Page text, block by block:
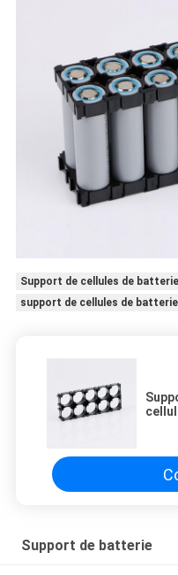
Support de cellules de
support de cellules de
Support de batterie